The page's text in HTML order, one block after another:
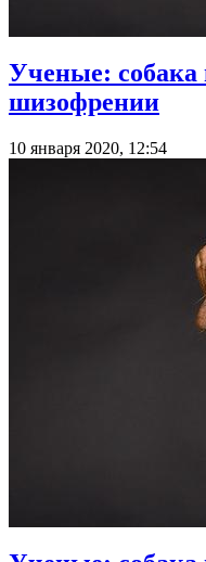
Ученые: собака
шизофрении
10 января 2020, 12:54